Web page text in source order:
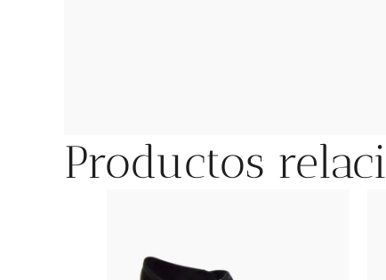
Productos